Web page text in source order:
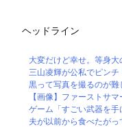
ヘッドライン
大変だけど幸せ。等身大
三山凌輝が公私でピン
黒って写真を撮るのが難
【画像】ファーストサ
ゲーム「すごい武器を
夫が以前から食べたが